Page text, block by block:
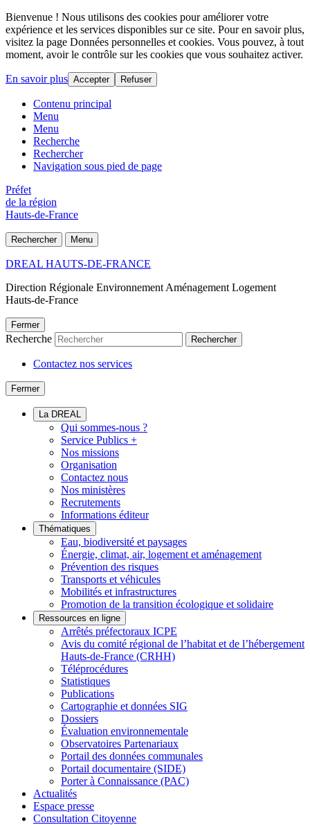
Bienvenue ! Nous utilisons des cookies pour améliorer votre
expérience et les services disponibles sur ce site. Pour en savoir plus,
visitez la page Données personnelles et cookies. Vous pouvez, à tout
moment, avoir le contrôle sur les cookies que vous souhaitez activer.
En savoir plus Accepter Refuser
Contenu principal
Menu
Menu
Recherche
Rechercher
Navigation sous pied de page
Préfet
de la région
Hauts-de-France
Rechercher Menu
DREAL HAUTS-DE-FRANCE
Direction Régionale Environnement Aménagement Logement
Hauts-de-France
Fermer
Recherche Rechercher
Contactez nos services
Fermer
La DREAL
Qui sommes-nous ?
Service Publics +
Nos missions
Organisation
Contactez nous
Nos ministères
Recrutements
Informations éditeur
Thématiques
Eau, biodiversité et paysages
Énergie, climat, air, logement et aménagement
Prévention des risques
Transports et véhicules
Mobilités et infrastructures
Promotion de la transition écologique et solidaire
Ressources en ligne
Arrêtés préfectoraux ICPE
Avis du comité régional de l’habitat et de l’hébergement
Hauts-de-France (CRHH)
Téléprocédures
Statistiques
Publications
Cartographie et données SIG
Dossiers
Évaluation environnementale
Observatoires Partenariaux
Portail des données communales
Portail documentaire (SIDE)
Porter à Connaissance (PAC)
Actualités
Espace presse
Consultation Citoyenne